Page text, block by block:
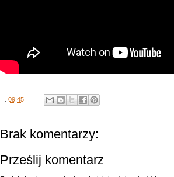
09:45
Brak komentarzy:
Prześlij komentarz